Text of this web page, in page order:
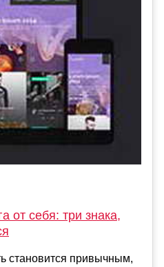
от себя: три знака,
становится привычным,